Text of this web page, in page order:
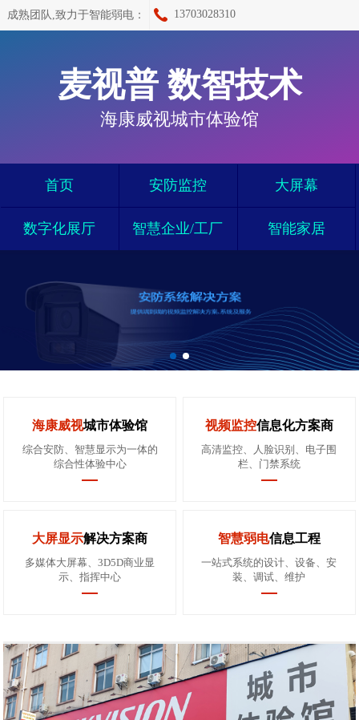
成熟团队,致力于智能弱电： 13703028310
麦视普 数智技术
海康威视城市体验馆
首页 安防监控 大屏幕
数字化展厅 智慧企业/工厂 智能家居
海康威视城市体验馆
综合安防、智慧显示为一体的
综合性体验中心
视频监控信息化方案商
高清监控、人脸识别、电子围
栏、门禁系统
大屏显示解决方案商
多媒体大屏幕、3D5D商业显
示、指挥中心
智慧弱电信息工程
一站式系统的设计、设备、安
装、调试、维护